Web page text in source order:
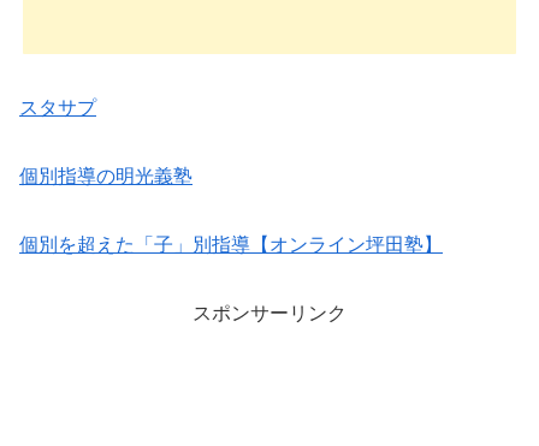
スタサプ
個別指導の明光義塾
個別を超えた「子」別指導【オンライン坪田塾】
スポンサーリンク